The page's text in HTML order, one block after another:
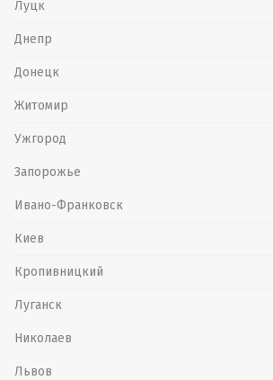
Луцк
Днепр
Донецк
Житомир
Ужгород
Запорожье
Ивано-Франковск
Киев
Кропивницкий
Луганск
Николаев
Львов